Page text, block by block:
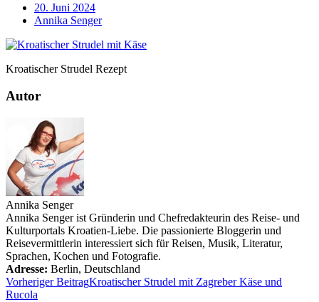
20. Juni 2024
Annika Senger
Kroatischer Strudel Rezept
Autor
Annika Senger
Annika Senger ist Gründerin und Chefredakteurin des Reise- und
Kulturportals Kroatien-Liebe. Die passionierte Bloggerin und
Reisevermittlerin interessiert sich für Reisen, Musik, Literatur,
Sprachen, Kochen und Fotografie.
Adresse: Berlin, Deutschland
Vorheriger BeitragKroatischer Strudel mit Zagreber Käse und
Rucola